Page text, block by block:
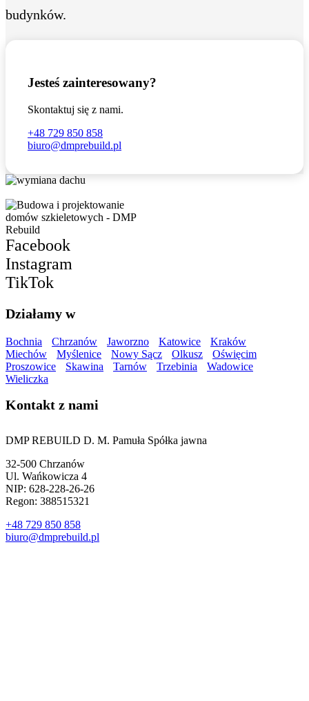
budynków.
Jesteś zainteresowany?
Skontaktuj się z nami.
+48 729 850 858
biuro@dmprebuild.pl
Facebook
Instagram
TikTok
Działamy w
Bochnia Chrzanów Jaworzno Katowice
Kraków
Miechów
Myślenice Nowy Sącz Olkusz
Oświęcim
Proszowice
Skawina Tarnów Trzebinia
Wadowice
Wieliczka
Kontakt z nami
DMP REBUILD D. M. Pamuła Spółka jawna
32-500 Chrzanów
Ul. Wańkowicza 4
NIP: 628-228-26-26
Regon: 388515321
+48 729 850 858
biuro@dmprebuild.pl